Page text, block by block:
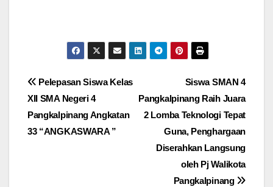
Post
navigation
Siswa SMAN 4
Pangkalpinang Raih Juara
2 Lomba Teknologi Tepat
Guna, Penghargaan
Diserahkan Langsung
oleh Pj Walikota
Pangkalpinang
Pelepasan Siswa Kelas
XII SMA Negeri 4
Pangkalpinang Angkatan
33 “ANGKASWARA ”